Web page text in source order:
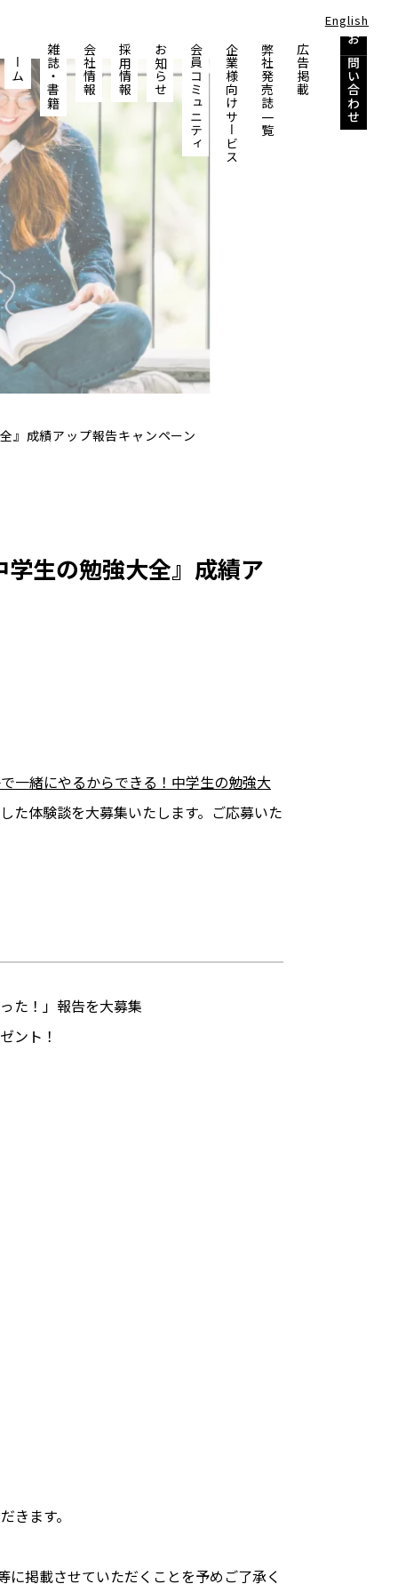
ホーム 雑誌
・
書籍
会社情報 採用情報 お知らせ 会員コミュニティ 企業様向けサービス 弊社発売誌一覧 広告掲載 お問い合わせ
English
』成績アップ報告キャンペーン
生の勉強大全』成績ア
一緒にやるからできる！中学生の勉強大
た体験談を大募集いたします。ご応募いた
た！」報告を大募集
ント！
きます。
掲載させていただくことを予めご了承く